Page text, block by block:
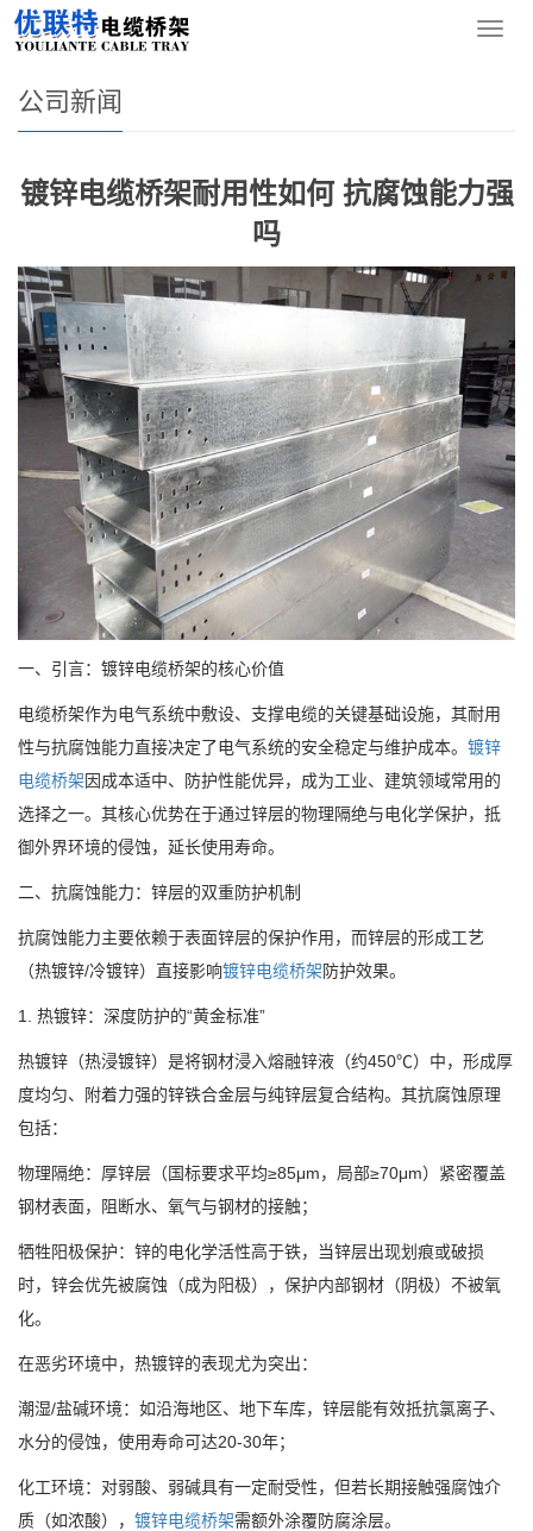
导
您的位置： 网站首页
公司新闻
镀锌电缆桥架耐用性如何 抗腐蚀能力强
吗
一、引言：镀锌电缆桥架的核心价值
电缆桥架作为电气系统中敷设、支撑电缆的关键基础设施，其耐用
性与抗腐蚀能力直接决定了电气系统的安全稳定与维护成本。 镀锌
电缆桥架因成本适中、防护性能优异，成为工业、建筑领域常用的
选择之一。其核心优势在于通过锌层的物理隔绝与电化学保护，抵
御外界环境的侵蚀，延长使用寿命。
二、抗腐蚀能力：锌层的双重防护机制
抗腐蚀能力主要依赖于表面锌层的保护作用，而锌层的形成工艺
（热镀锌/冷镀锌）直接影响镀锌电缆桥架防护效果。
1. 热镀锌：深度防护的“黄金标准”
热镀锌（热浸镀锌）是将钢材浸入熔融锌液（约450℃）中，形成厚
度均匀、附着力强的锌铁合金层与纯锌层复合结构。其抗腐蚀原理
包括：
物理隔绝：厚锌层（国标要求平均≥85μm，局部≥70μm）紧密覆盖
钢材表面，阻断水、氧气与钢材的接触；
牺牲阳极保护：锌的电化学活性高于铁，当锌层出现划痕或破损
时，锌会优先被腐蚀（成为阳极），保护内部钢材（阴极）不被氧
化。
在恶劣环境中，热镀锌的表现尤为突出：
潮湿/盐碱环境：如沿海地区、地下车库，锌层能有效抵抗氯离子、
水分的侵蚀，使用寿命可达20-30年；
化工环境：对弱酸、弱碱具有一定耐受性，但若长期接触强腐蚀介
质（如浓酸）， 镀锌电缆桥架需额外涂覆防腐涂层。